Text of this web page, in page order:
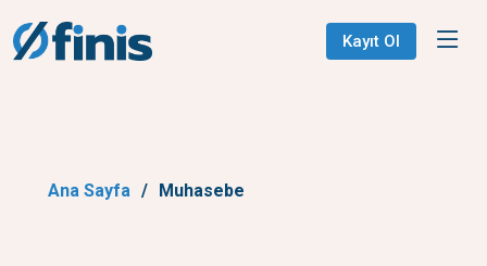
Kayıt Ol
Ana Sayfa Muhasebe